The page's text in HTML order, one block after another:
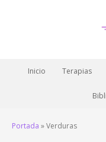
Inicio Terapias
Portada »Verduras